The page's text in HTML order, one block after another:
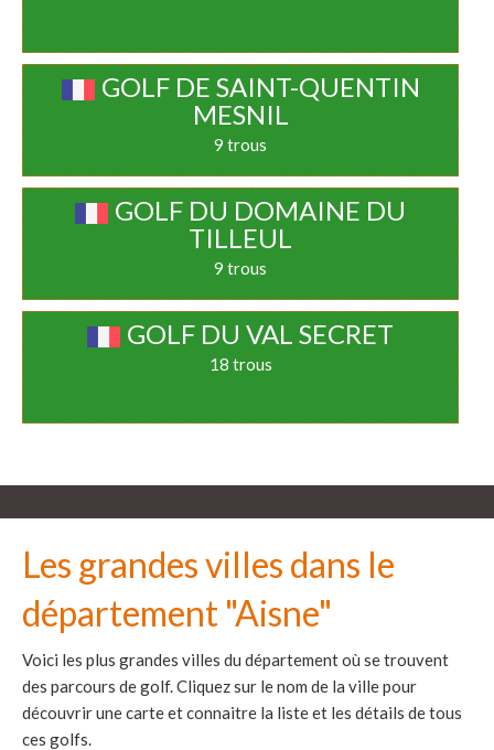
GOLF DE SAINT-QUENTIN
MESNIL
9 trous
GOLF DU DOMAINE DU
TILLEUL
9 trous
GOLF DU VAL SECRET
18 trous
Les grandes villes dans le
département "Aisne"
Voici les plus grandes villes du département où se trouvent
des parcours de golf. Cliquez sur le nom de la ville pour
découvrir une carte et connaitre la liste et les détails de tous
ces golfs.